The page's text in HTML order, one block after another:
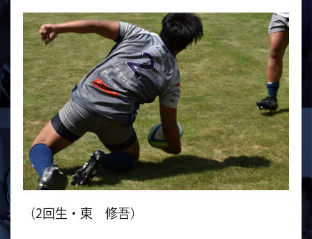
（2回生・東 修吾）